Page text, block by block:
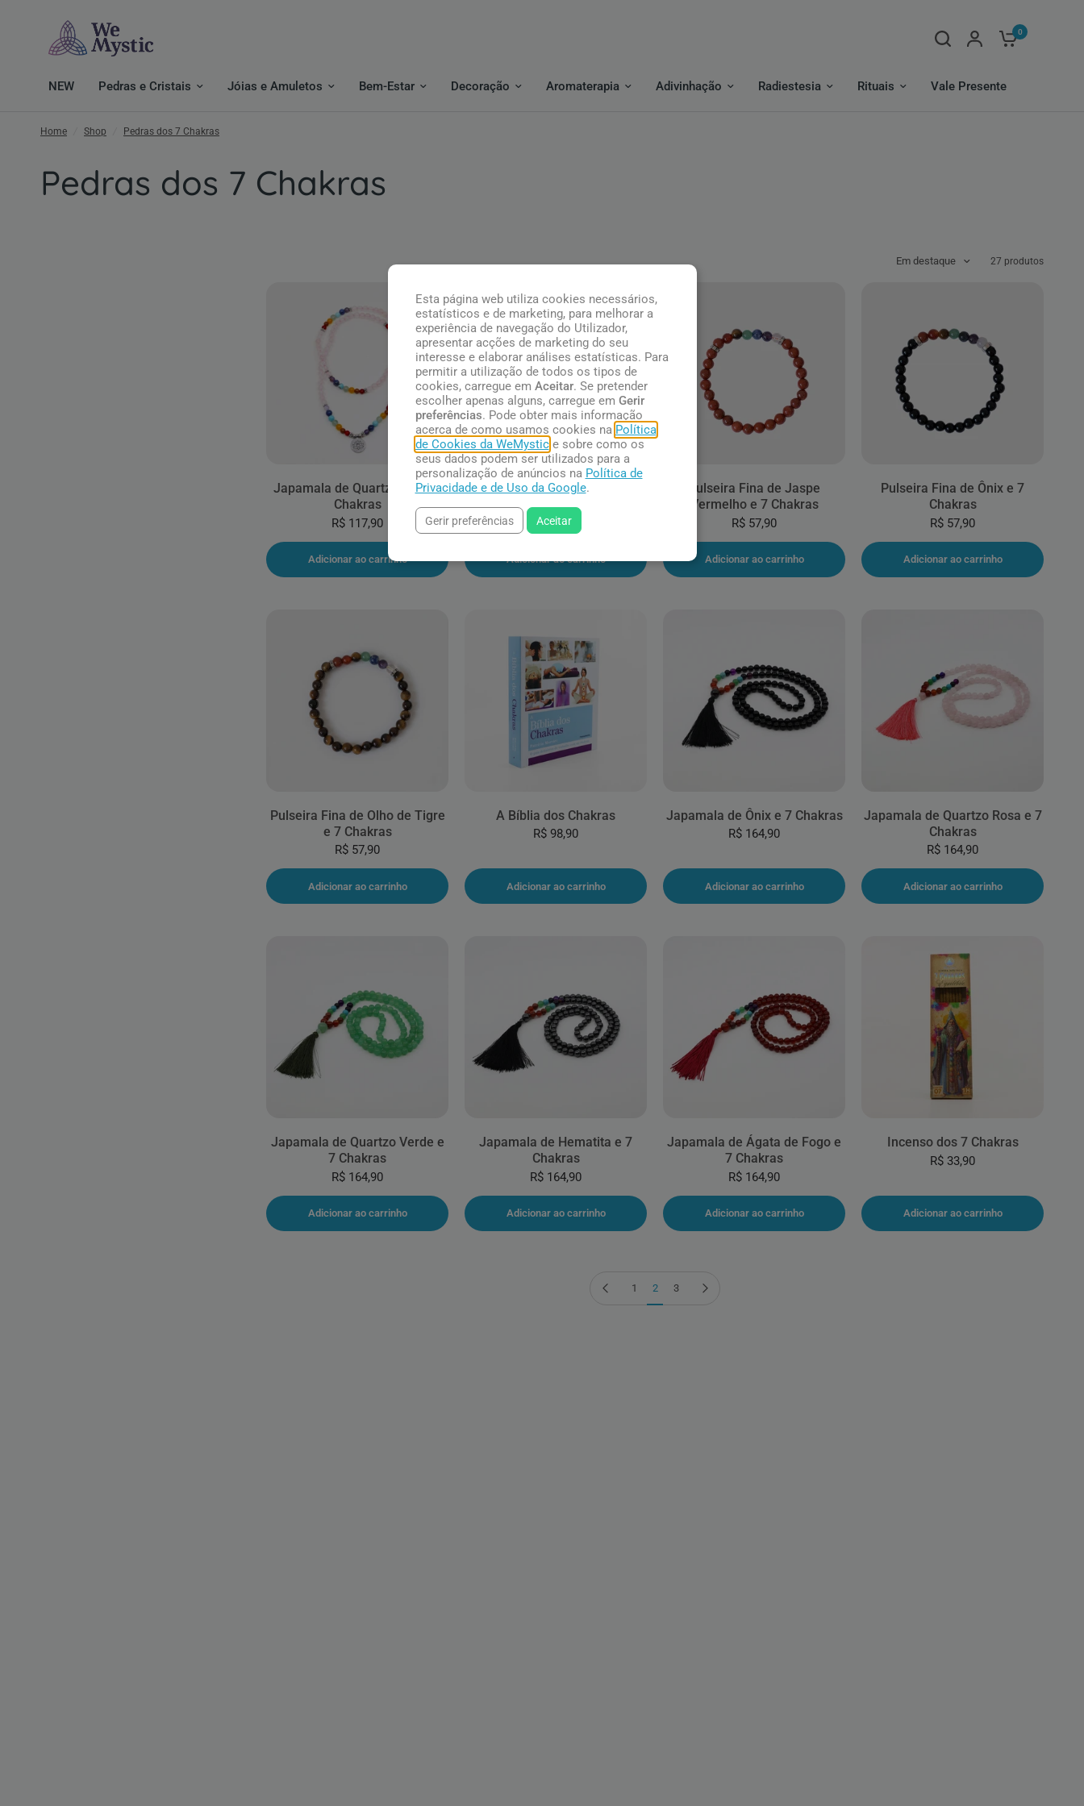
0
NEW Pedras e Cristais Jóias e Amuletos Bem-Estar Decoração Aromaterapia Adivinhação Radiestesia Rituais Vale Presente
Home Shop Pedras dos 7 Chakras
Pedras dos 7 Chakras
Em destaque 27 produtos
Japamala de Quartzo Rosa e
Chakras
R$ 117,90
Adicionar ao carrinho
Pulseira Fina de Quartzo Rosa
e 7 Chakras
R$ 57,90
Adicionar ao carrinho
Pulseira Fina de Jaspe
Vermelho e 7 Chakras
R$ 57,90
Adicionar ao carrinho
Pulseira Fina de Ônix e 7
Chakras
R$ 57,90
Adicionar ao carrinho
Pulseira Fina de Olho de Tigre
e 7 Chakras
R$ 57,90
Adicionar ao carrinho
A Bíblia dos Chakras
R$ 98,90
Adicionar ao carrinho
Japamala de Ônix e 7 Chakras
R$ 164,90
Adicionar ao carrinho
Japamala de Quartzo Rosa e 7
Chakras
R$ 164,90
Adicionar ao carrinho
Japamala de Quartzo Verde e
7 Chakras
R$ 164,90
Adicionar ao carrinho
Japamala de Hematita e 7
Chakras
R$ 164,90
Adicionar ao carrinho
Japamala de Ágata de Fogo e
7 Chakras
R$ 164,90
Adicionar ao carrinho
Incenso dos 7 Chakras
R$ 33,90
Adicionar ao carrinho
Página anterior1 2 3 Próxima página
Esta página web utiliza cookies necessários,
estatísticos e de marketing, para melhorar a
experiência de navegação do Utilizador,
apresentar acções de marketing do seu
interesse e elaborar análises estatísticas. Para
permitir a utilização de todos os tipos de
cookies, carregue em Aceitar. Se pretender
escolher apenas alguns, carregue em Gerir
preferências. Pode obter mais informação
acerca de como usamos cookies na Política
de Cookies da WeMystice sobre como os
seus dados podem ser utilizados para a
personalização de anúncios na Política de
Privacidade e de Uso da Google.
Gerir preferências Aceitar